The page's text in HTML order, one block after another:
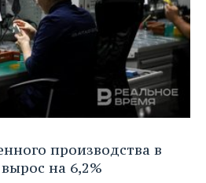
производства в
на 6,2%